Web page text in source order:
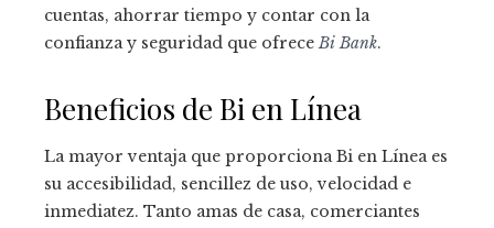
cuentas, ahorrar tiempo y contar con la
confianza y seguridad que ofreceBi Bank.
Beneficios de Bi en Línea
La mayor ventaja que proporciona Bi en Línea es
su accesibilidad, sencillez de uso, velocidad e
inmediatez. Tanto amas de casa, comerciantes